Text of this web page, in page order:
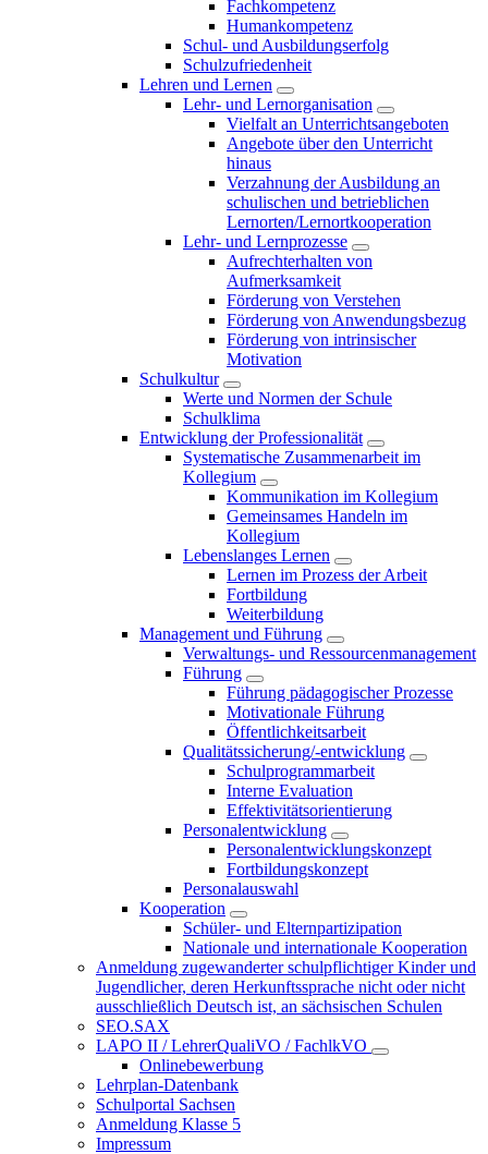
Fachkompetenz
Humankompetenz
Schul- und Ausbildungserfolg
Schulzufriedenheit
Lehren und Lernen
Lehr- und Lernorganisation
Vielfalt an Unterrichtsangeboten
Angebote über den Unterricht
hinaus
Verzahnung der Ausbildung an
schulischen und betrieblichen
Lernorten/Lernortkooperation
Lehr- und Lernprozesse
Aufrechterhalten von
Aufmerksamkeit
Förderung von Verstehen
Förderung von Anwendungsbezug
Förderung von intrinsischer
Motivation
Schulkultur
Werte und Normen der Schule
Schulklima
Entwicklung der Professionalität
Systematische Zusammenarbeit im
Kollegium
Kommunikation im Kollegium
Gemeinsames Handeln im
Kollegium
Lebenslanges Lernen
Lernen im Prozess der Arbeit
Fortbildung
Weiterbildung
Management und Führung
Verwaltungs- und Ressourcenmanagement
Führung
Führung pädagogischer Prozesse
Motivationale Führung
Öffentlichkeitsarbeit
Qualitätssicherung/-entwicklung
Schulprogrammarbeit
Interne Evaluation
Effektivitätsorientierung
Personalentwicklung
Personalentwicklungskonzept
Fortbildungskonzept
Personalauswahl
Kooperation
Schüler- und Elternpartizipation
Nationale und internationale Kooperation
Anmeldung zugewanderter schulpflichtiger Kinder und
Jugendlicher, deren Herkunftssprache nicht oder nicht
ausschließlich Deutsch ist, an sächsischen Schulen
SEO.SAX
LAPO II / LehrerQualiVO / FachlkVO
Onlinebewerbung
Lehrplan-Datenbank
Schulportal Sachsen
Anmeldung Klasse 5
Impressum